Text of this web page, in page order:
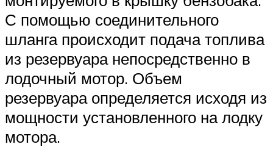
С помощью соединительного
шланга происходит подача топлива
из резервуара непосредственно в
лодочный мотор. Объем
резервуара определяется исходя из
мощности установленного на лодку
мотора.